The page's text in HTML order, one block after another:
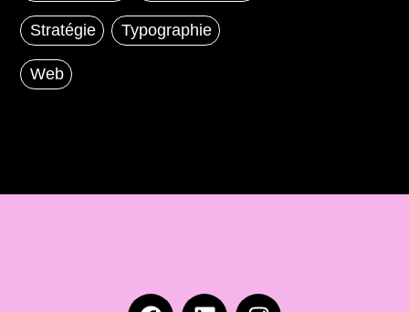
Stratégie Typographie
Web